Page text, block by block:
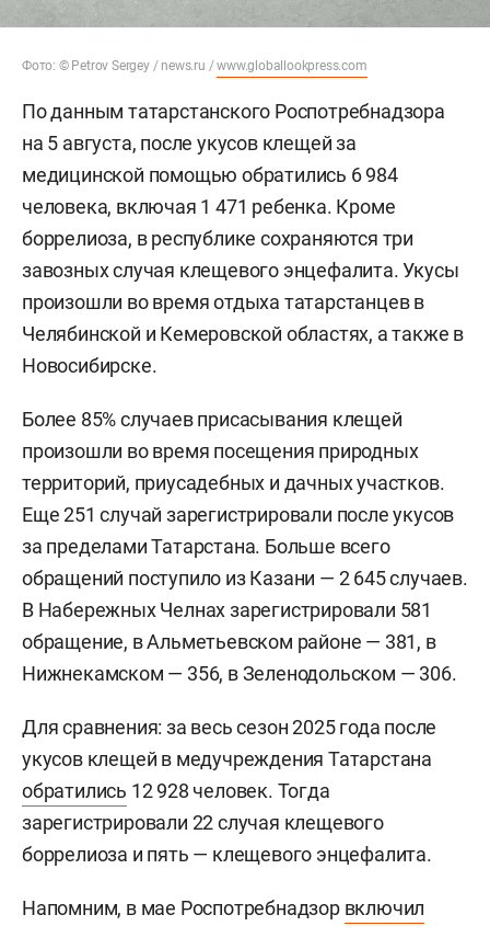
Фото: © Petrov Sergey / news.ru /www.globallookpress.com
По данным татарстанского Роспотребнадзора
на 5 августа, после укусов клещей за
медицинской помощью обратились 6 984
человека, включая 1 471 ребенка. Кроме
боррелиоза, в республике сохраняются три
завозных случая клещевого энцефалита. Укусы
произошли во время отдыха татарстанцев в
Челябинской и Кемеровской областях, а также в
Новосибирске.
Более 85% случаев присасывания клещей
произошли во время посещения природных
территорий, приусадебных и дачных участков.
Еще 251 случай зарегистрировали после укусов
за пределами Татарстана. Больше всего
обращений поступило из Казани — 2 645 случаев.
В Набережных Челнах зарегистрировали 581
обращение, в Альметьевском районе — 381, в
Нижнекамском — 356, в Зеленодольском — 306.
Для сравнения: за весь сезон 2025 года после
укусов клещей в медучреждения Татарстана
обратились 12 928 человек. Тогда
зарегистрировали 22 случая клещевого
боррелиоза и пять — клещевого энцефалита.
Напомним, в мае Роспотребнадзор включил